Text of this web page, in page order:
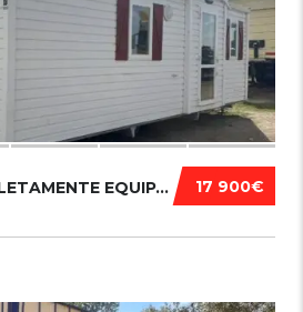
17 900€
CASA MÓVIL COMPLETAMENTE EQUIPADA